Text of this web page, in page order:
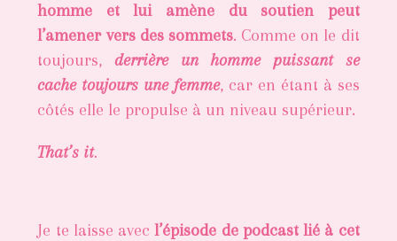
homme et lui amène du soutien peut
l’amener vers des sommets. Comme on le dit
toujours,derrière un homme puissant se
cache toujours une femme, car en étant à ses
côtés elle le propulse à un niveau supérieur.
That’s it.
Je te laisse avecl’épisode de podcast lié à cet